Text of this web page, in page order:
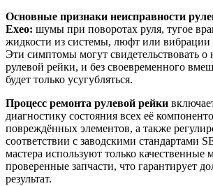
Основные признаки неисправности
Exeo: шумы при поворотах руля, тугое
жидкости из системы, люфт или вибрации
Эти симптомы могут свидетельствовать
рулевой рейки, и без своевременного
будет только усугубляться.
Процесс ремонта рулевой рейки
диагностику состояния всех её
повреждённых элементов, а также
соответствии с заводскими стандартами
мастера используют только качественные
проверенные запчасти, что гарантирует
результат.